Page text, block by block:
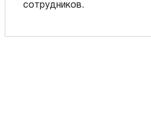
сотрудников.